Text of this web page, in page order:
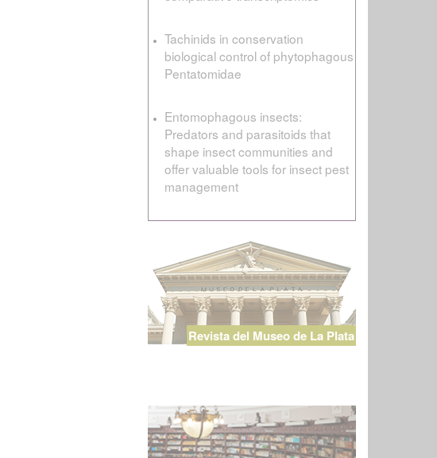
Tachinids in conservation
biological control of phytophagous
Pentatomidae
Entomophagous insects:
Predators and parasitoids that
shape insect communities and
offer valuable tools for insect pest
management
Revista del Museo de La Plata